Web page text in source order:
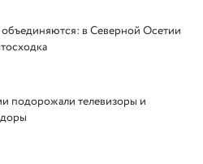
в Северной Осетии
подорожали телевизоры и